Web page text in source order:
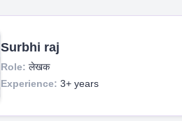
Surbhi raj
Role: लेखक
Experience: 3+ years